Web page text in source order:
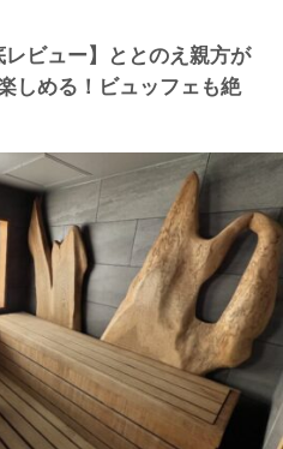
レビュー】ととのえ親方が
しめる！ビュッフェも絶